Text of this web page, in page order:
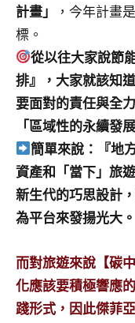
企
業
講
部
落
客
及
旅
遊
雜
誌
欄、
觀
光
局
計畫」
，今年計畫
標。
從以往大家說節
排』，大家就該知
要面對的責任與全
「區域性的永續發
簡單來說：『地
資產和「當下」旅
新生代的巧思設計
為平台來發揚光大。
而對旅遊來說【碳
化應該要積極響應
踐形式，因此傑菲